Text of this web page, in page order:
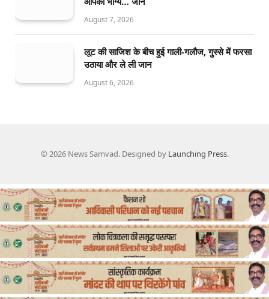
August 7, 2026
लूट की साजिश के बीच हुई गाली-गलौज, गुस्से में फरसा
उठाया और ले ली जान
August 6, 2026
© 2026 News Samvad. Designed by Launching Press.